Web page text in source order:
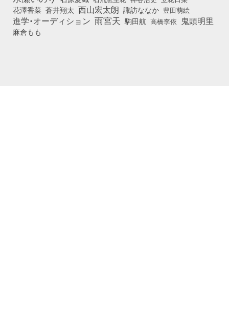
花澤香菜 蒼井翔太 西山宏太朗 諏訪ななか 豊田萌絵
進学・オーディション 雨宮天 駒田航 高橋李依 鬼頭明里
麻倉もも